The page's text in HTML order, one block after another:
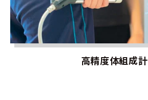
高精度体組成計